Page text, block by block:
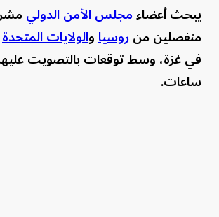
يبحث أعضاءمجلس الأمن الدولي
منفصلين منروسياوالولايات المتحدة
في غزة، وسط توقعات بالتصويت
ساعات.